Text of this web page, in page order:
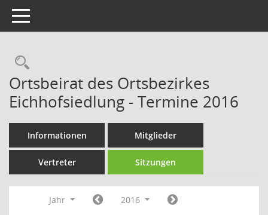
Toggle navigation
Rechercheauswahl
Ortsbeirat des Ortsbezirkes
Eichhofsiedlung - Termine 2016
Informationen Mitglieder
Vertreter Sitzungen
Jahr
2016